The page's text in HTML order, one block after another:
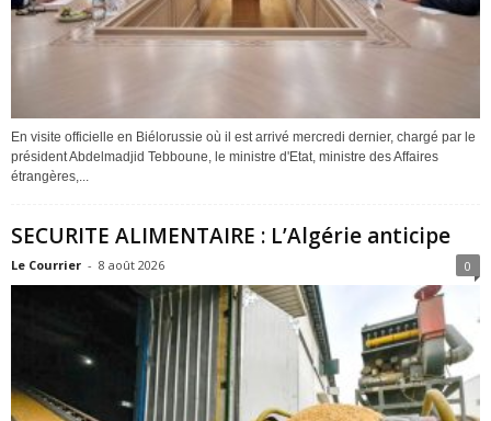
En visite officielle en Biélorussie où il est arrivé mercredi dernier, chargé par le
président Abdelmadjid Tebboune, le ministre d'Etat, ministre des Affaires
étrangères,...
SECURITE ALIMENTAIRE : L’Algérie anticipe
Le Courrier - 8 août 2026 0